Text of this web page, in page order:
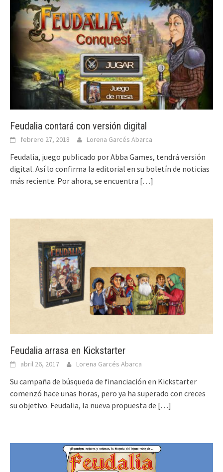
Feudalia contará con versión digital
febrero 27, 2018 Lorena Garcés Abarca
Feudalia, juego publicado por Abba Games, tendrá versión
digital. Así lo confirma la editorial en su boletín de noticias
más reciente. Por ahora, se encuentra […]
Feudalia arrasa en Kickstarter
abril 26, 2017 Lorena Garcés Abarca
Su campaña de búsqueda de financiación en Kickstarter
comenzó hace unas horas, pero ya ha superado con creces
su objetivo. Feudalia, la nueva propuesta de […]